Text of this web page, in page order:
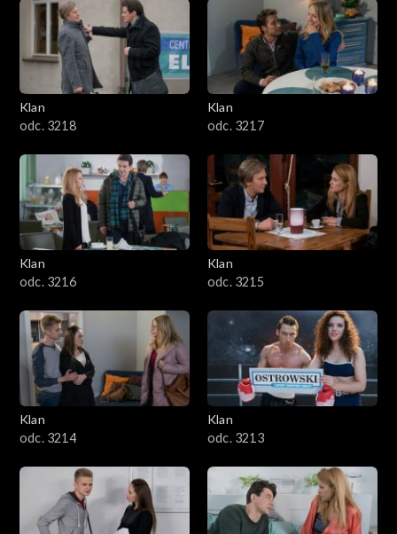
Klan
odc. 3218
Klan
odc. 3217
Klan
odc. 3216
Klan
odc. 3215
Klan
odc. 3214
Klan
odc. 3213